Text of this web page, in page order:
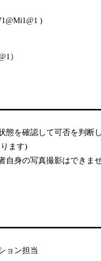
)
）
を確認して可否を判断し
ります)
身の写真撮影はできませ
ョン担当